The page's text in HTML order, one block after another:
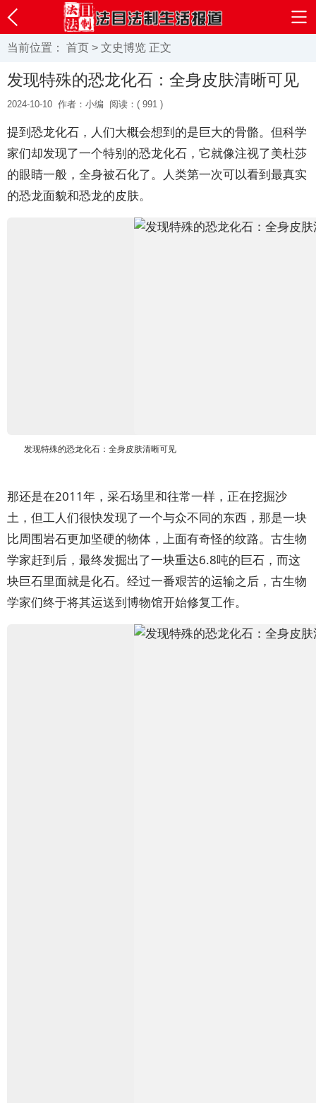
当前位置： 首页 > 文史博览 正文
发现特殊的恐龙化石：全身皮肤清晰可见
2024-10-10 作者：小编 阅读：( 991 )
提到恐龙化石，人们大概会想到的是巨大的骨骼。但科学
家们却发现了一个特别的恐龙化石，它就像注视了美杜莎
的眼睛一般，全身被石化了。人类第一次可以看到最真实
的恐龙面貌和恐龙的皮肤。
发现特殊的恐龙化石：全身皮肤清晰可见
那还是在2011年，采石场里和往常一样，正在挖掘沙
土，但工人们很快发现了一个与众不同的东西，那是一块
比周围岩石更加坚硬的物体，上面有奇怪的纹路。古生物
学家赶到后，最终发掘出了一块重达6.8吨的巨石，而这
块巨石里面就是化石。经过一番艰苦的运输之后，古生物
学家们终于将其运送到博物馆开始修复工作。